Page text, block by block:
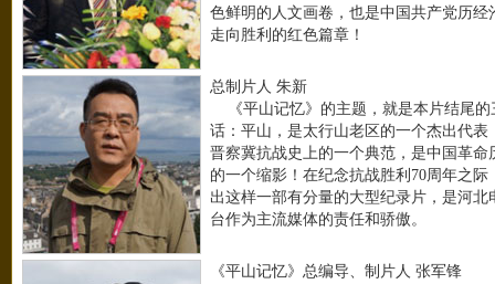
色鲜明的人文画卷，也是中国共产党历经
走向胜利的红色篇章！
总制片人 朱新
《平山记忆》的主题，就是本片结尾的
话：平山，是太行山老区的一个杰出代表
晋察冀抗战史上的一个典范，是中国革命
的一个缩影！在纪念抗战胜利70周年之际
出这样一部有分量的大型纪录片，是河北
台作为主流媒体的责任和骄傲。
《平山记忆》总编导、制片人 张军锋